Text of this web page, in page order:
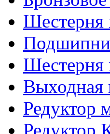
Шестерня
Шестерня
Выходная
Редуктор
Редуктор